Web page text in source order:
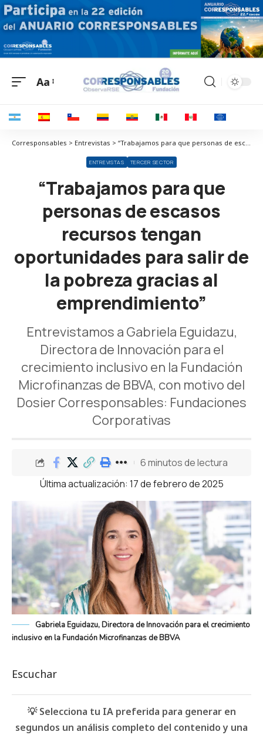
Aa
Corresponsables > Entrevistas > “Trabajamos para que personas de escasos recursos tengan oportunidades para salir de la pobreza gracias al emprendimiento”
ENTREVISTAS TERCER SECTOR
“Trabajamos para que
personas de escasos
recursos tengan
oportunidades para salir de
la pobreza gracias al
emprendimiento”
Entrevistamos a Gabriela Eguidazu,
Directora de Innovación para el
crecimiento inclusivo en la Fundación
Microfinanzas de BBVA, con motivo del
Dosier Corresponsables: Fundaciones
Corporativas
Última actualización: 17 de febrero de 2025
6 minutos de lectura
Gabriela Eguidazu, Directora de Innovación para el crecimiento
inclusivo en la Fundación Microfinanzas de BBVA
Escuchar
💡 Selecciona tu IA preferida para generar en
segundos un análisis completo del contenido y una